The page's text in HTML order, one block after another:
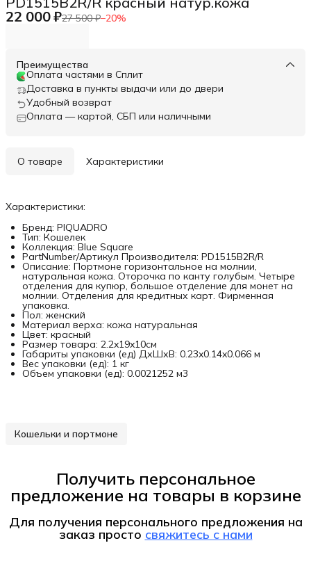
22 000 ₽27 500 ₽−20%
Преимущества
Оплата частями в Сплит
Доставка в пункты выдачи или до двери
Удобный возврат
Оплата — картой, СБП или наличными
О товаре Характеристики
Характеристики:
Бренд: PIQUADRO
Тип: Кошелек
Коллекция: Blue Square
PartNumber/Артикул Производителя: PD1515B2R/R
Описание: Портмоне горизонтальное на молнии,
натуральная кожа. Оторочка по канту голубым. Четыре
отделения для купюр, большое отделение для монет на
молнии. Отделения для кредитных карт. Фирменная
упаковка.
Пол: женский
Материал верха: кожа натуральная
Цвет: красный
Размер товара: 2.2x19x10см
Габариты упаковки (ед) ДхШхВ: 0.23x0.14x0.066 м
Вес упаковки (ед): 1 кг
Объем упаковки (ед): 0.0021252 м3
Кошельки и портмоне
Получить персональное
предложение на товары в корзине
Для получения персонального предложения на
заказ просто свяжитесь с нами